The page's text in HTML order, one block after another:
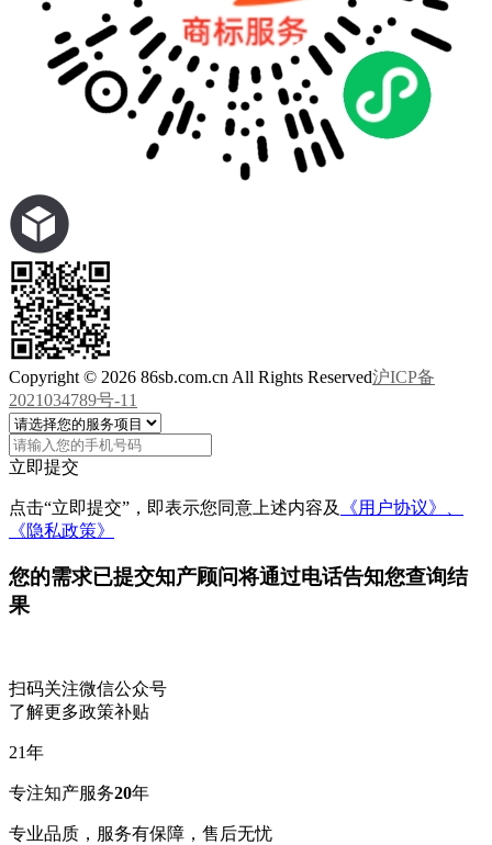
Copyright © 2026 86sb.com.cn All Rights Reserved沪ICP备
2021034789号-11
立即提交
点击“立即提交”，即表示您同意上述内容及
《用户协议》、
《隐私政策》
您的需求已提交知产顾问将通过电话告知您查询结
果
扫码关注微信公众号
了解更多政策补贴
21年
专注知产服务20年
专业品质，服务有保障，售后无忧